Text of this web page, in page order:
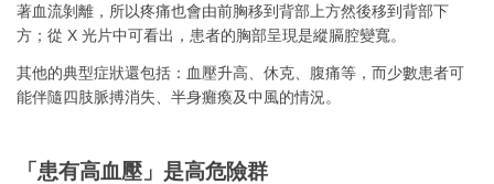
著血流剝離，所以疼痛也會由前胸移到背部上方然後移到背部下
方；從 X 光片中可看出，患者的胸部呈現是縱膈腔變寬。
其他的典型症狀還包括：血壓升高、休克、腹痛等，而少數患者可
能伴隨四肢脈搏消失、半身癱瘓及中風的情況。
「患有高血壓」是高危險群